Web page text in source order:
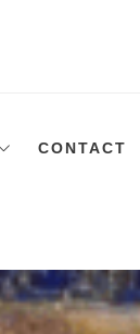
CONTACT